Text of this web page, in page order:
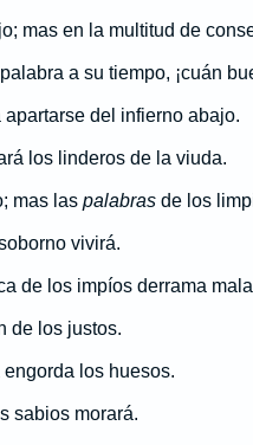
mas en la multitud de
a su tiempo, ¡cuán
del infierno abajo.
los linderos de la viuda.
mas las palabrasde los
vivirá.
de los impíos derrama
de los justos.
los huesos.
sabios morará.